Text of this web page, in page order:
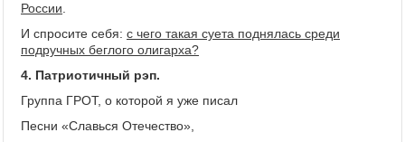
России
И спросите себя: с чего такая суета поднялась среди
подручных беглого олигарха?
4. Патриотичный рэп.
Группа ГРОТ, о которой я уже писал
Песни «Славься Отечество»,